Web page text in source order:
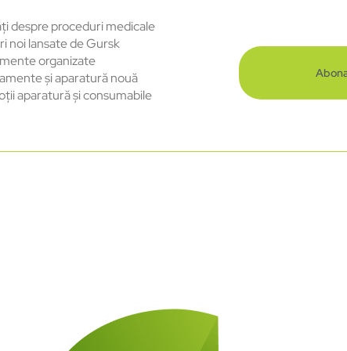
despre proceduri medicale
noi lansate de Gursk
organizate
și aparatură nouă
aparatură și consumabile